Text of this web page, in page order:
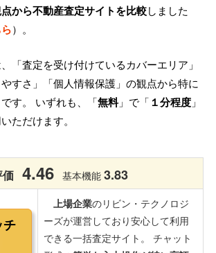
から不動産査定サイトを比較しました
）。
「査定を受け付けているカバーエリア」
やすさ」「個人情報保護」の観点から特に
す。 いずれも、「無料」で「 １分程度 」
ただけます。